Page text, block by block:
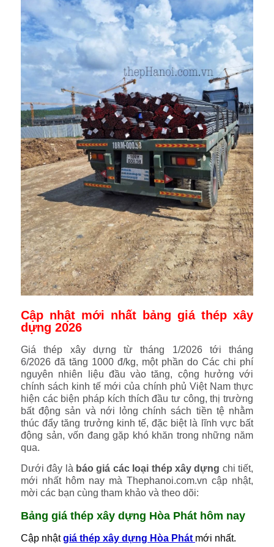
Cập nhật mới nhất bảng giá thép xây
dựng 2026
Giá thép xây dựng từ tháng 1/2026 tới tháng
6/2026 đã tăng 1000 đ/kg, một phần do Các chi phí
nguyên nhiên liệu đầu vào tăng, cộng hưởng với
chính sách kinh tế mới của chính phủ Việt Nam thực
hiện các biện pháp kích thích đầu tư công, thị trường
bất động sản và nới lỏng chính sách tiền tệ nhằm
thúc đẩy tăng trưởng kinh tế, đặc biệt là lĩnh vực bất
động sản, vốn đang gặp khó khăn trong những năm
qua.
Dưới đây là báo giá các loại thép xây dựng chi tiết,
mới nhất hôm nay mà Thephanoi.com.vn cập nhật,
mời các bạn cùng tham khảo và theo dõi:
Bảng giá thép xây dựng Hòa Phát hôm nay
Cập nhậtgiá thép xây dựng Hòa Phát mới nhất.